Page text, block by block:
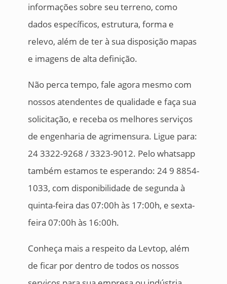
informações sobre seu terreno, como
dados específicos, estrutura, forma e
relevo, além de ter à sua disposição mapas
e imagens de alta definição.
Não perca tempo, fale agora mesmo com
nossos atendentes de qualidade e faça sua
solicitação, e receba os melhores serviços
de engenharia de agrimensura. Ligue para:
24 3322-9268 / 3323-9012. Pelo whatsapp
também estamos te esperando: 24 9 8854-
1033, com disponibilidade de segunda à
quinta-feira das 07:00h às 17:00h, e sexta-
feira 07:00h às 16:00h.
Conheça mais a respeito da Levtop, além
de ficar por dentro de todos os nossos